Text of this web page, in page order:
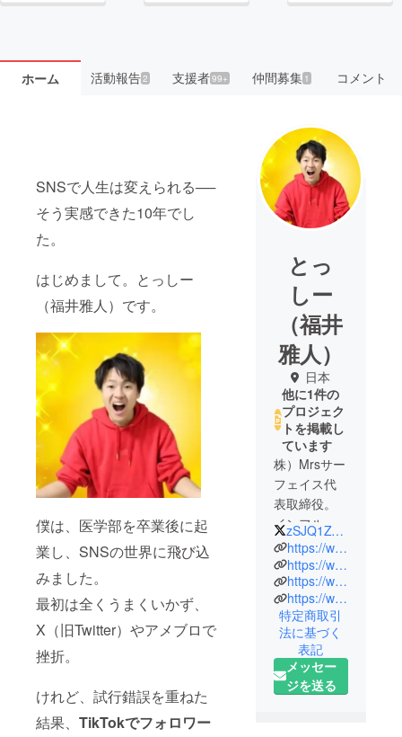
ホーム 活動報告2 支援者99+ 仲間募集 1 コメント
SNSで人生は変えられる──
そう実感できた10年でし
た。
はじめまして。とっしー
（福井雅人）です。
僕は、医学部を卒業後に起
業し、SNSの世界に飛び込
みました。
最初は全くうまくいかず、
X（旧Twitter）やアメブロで
挫折。
けれど、試行錯誤を重ねた
結果、 TikTokでフォロワー
とっ
しー
（福井
雅人）
日本
他に1件の
プロジェク
トを掲載し
ています
株）Mrsサー
フェイス代
表取締役。
インフルエ
ンサー兼
SNSプロ
デューサー
愛知県名古
屋市出身。
医学部出身
でもあり、
自身の学ん
zSJQ1ZyhOxoJikN
https://www.tossy1313.com/
https://www.tiktok.com/@tossy40
https://www.youtube.com/@tossy4040
https://www.instagram.com/tossy1313/
特定商取引
法に基づく
表記
メッセー
ジを送る